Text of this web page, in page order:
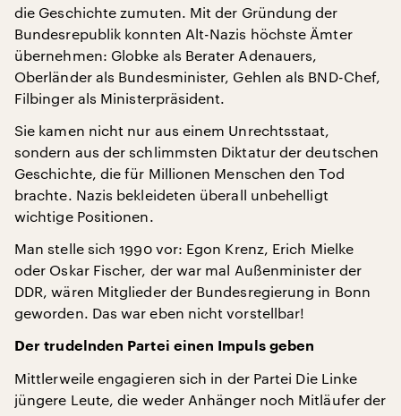
die Geschichte zumuten. Mit der Gründung der
Bundesrepublik konnten Alt-Nazis höchste Ämter
übernehmen: Globke als Berater Adenauers,
Oberländer als Bundesminister, Gehlen als BND-Chef,
Filbinger als Ministerpräsident.
Sie kamen nicht nur aus einem Unrechtsstaat,
sondern aus der schlimmsten Diktatur der deutschen
Geschichte, die für Millionen Menschen den Tod
brachte. Nazis bekleideten überall unbehelligt
wichtige Positionen.
Man stelle sich 1990 vor: Egon Krenz, Erich Mielke
oder Oskar Fischer, der war mal Außenminister der
DDR, wären Mitglieder der Bundesregierung in Bonn
geworden. Das war eben nicht vorstellbar!
Der trudelnden Partei einen Impuls geben
Mittlerweile engagieren sich in der Partei Die Linke
jüngere Leute, die weder Anhänger noch Mitläufer der